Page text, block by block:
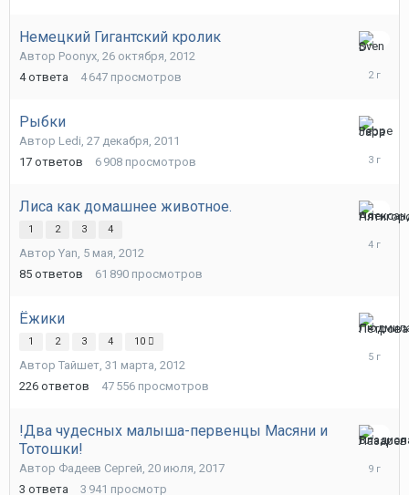
Немецкий Гигантский кролик
Автор Poonyx, 26 октября, 2012
4 ответа 4 647 просмотров
20
июня,
Рыбки
Автор Ledi, 27 декабря, 2011
17 ответов 6 908 просмотров
26
января,
Лиса как домашнее животное.
1 2 3 4
Автор Yan, 5 мая, 2012
85 ответов 61 890 просмотров
27
июля,
Ёжики
1 2 3 4 10
Автор Тайшет, 31 марта, 2012
226 ответов 47 556 просмотров
12
марта,
!Два чудесных малыша-первенцы Масяни и
Тотошки!
Автор Фадеев Сергей, 20 июля, 2017
3 ответа 3 941 просмотр
21
июля,